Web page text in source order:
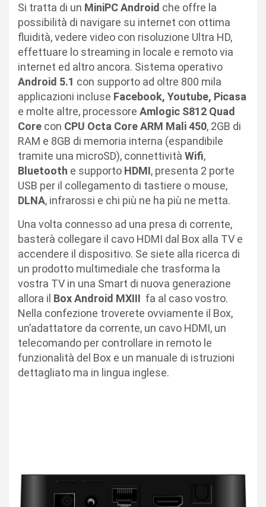
Si tratta di un MiniPC Android che offre la
possibilità di navigare su internet con ottima
fluidità, vedere video con risoluzione Ultra HD,
effettuare lo streaming in locale e remoto via
internet ed altro ancora. Sistema operativo
Android 5.1 con supporto ad oltre 800 mila
applicazioni incluse Facebook, Youtube, Picasa
e molte altre, processore Amlogic S812 Quad
Core con CPU Octa Core ARM Mali 450, 2GB di
RAM e 8GB di memoria interna (espandibile
tramite una microSD), connettività Wifi,
Bluetooth e supporto HDMI, presenta 2 porte
USB per il collegamento di tastiere o mouse,
DLNA, infrarossi e chi più ne ha più ne metta.
Una volta connesso ad una presa di corrente,
basterà collegare il cavo HDMI dal Box alla TV e
accendere il dispositivo. Se siete alla ricerca di
un prodotto multimediale che trasforma la
vostra TV in una Smart di nuova generazione
allora il Box Android MXIII fa al caso vostro.
Nella confezione troverete ovviamente il Box,
un’adattatore da corrente, un cavo HDMI, un
telecomando per controllare in remoto le
funzionalità del Box e un manuale di istruzioni
dettagliato ma in lingua inglese.